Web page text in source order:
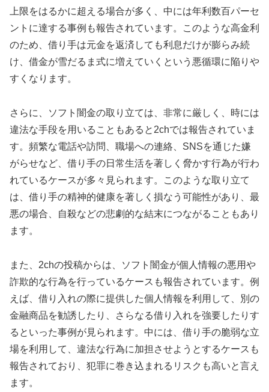
上限をはるかに超える場合が多く、中には年利数百パーセ
ントに達する事例も報告されています。このような高金利
のため、借り手は元金を返済しても利息だけが膨らみ続
け、借金が雪だるま式に増えていくという悪循環に陥りや
すくなります。
さらに、ソフト闇金の取り立ては、非常に厳しく、時には
違法な手段を用いることもあると2chでは報告されていま
す。頻繁な電話や訪問、職場への連絡、SNSを通じた嫌
がらせなど、借り手の日常生活を著しく脅かす行為が行わ
れているケースが多々見られます。このような取り立て
は、借り手の精神的健康を著しく損なう可能性があり、最
悪の場合、自殺などの悲劇的な結末につながることもあり
ます。
また、2chの投稿からは、ソフト闇金が個人情報の悪用や
詐欺的な行為を行っているケースも報告されています。例
えば、借り入れの際に提供した個人情報を利用して、別の
金融商品を勧誘したり、さらなる借り入れを強要したりす
るといった事例が見られます。中には、借り手の脆弱な立
場を利用して、違法な行為に加担させようとするケースも
報告されており、犯罪に巻き込まれるリスクも高いと言え
ます。